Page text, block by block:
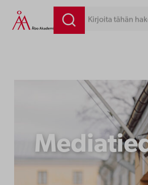
Siirry
sisältöön
Kirjoita tähän